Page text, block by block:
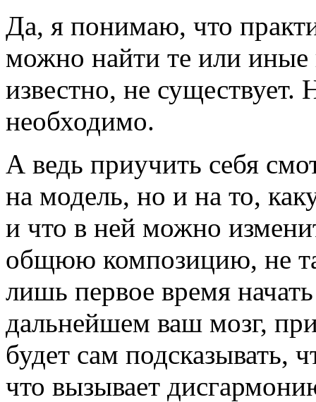
Да, я понимаю, что
можно найти те или иные
известно, не существует.
необходимо.
А ведь приучить себя
на модель, но и на то,
и что в ней можно
общюю композицию, не
лишь первое время
дальнейшем ваш мозг,
будет сам подсказывать,
что вызывает